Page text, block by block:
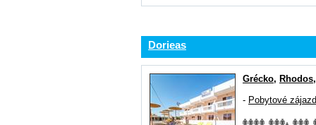
Dorieas
Grécko, Rhodos
- Pobytové